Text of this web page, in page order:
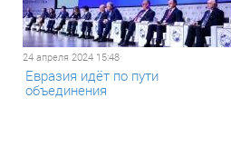
24 апреля 2024 15:48
Евразия идёт по пути
объединения